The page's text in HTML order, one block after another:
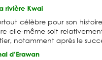
rivière Kwai
célèbre pour son
elle-même soit
notamment après le
d’Erawan